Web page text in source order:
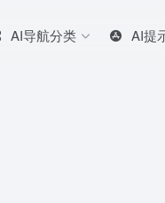
AI导航分类 AI提